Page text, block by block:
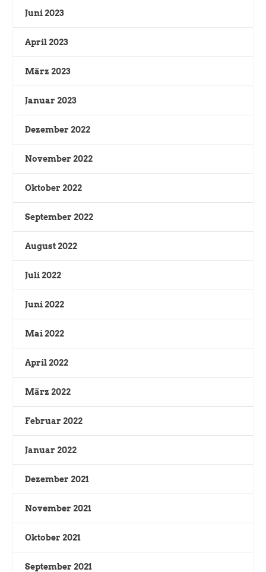
Juni 2023
April 2023
März 2023
Januar 2023
Dezember 2022
November 2022
Oktober 2022
September 2022
August 2022
Juli 2022
Juni 2022
Mai 2022
April 2022
März 2022
Februar 2022
Januar 2022
Dezember 2021
November 2021
Oktober 2021
September 2021